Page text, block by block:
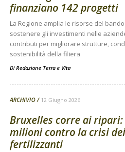
finanziano 142 progetti
La Regione amplia le risorse del
sostenere gli investimenti nelle
contributi per migliorare strutture,
sostenibilità della filiera
Di Redazione Terra e Vita
ARCHIVIO 12 Giugno 2026
Bruxelles corre ai ripari:
milioni contro la crisi dei
fertilizzanti